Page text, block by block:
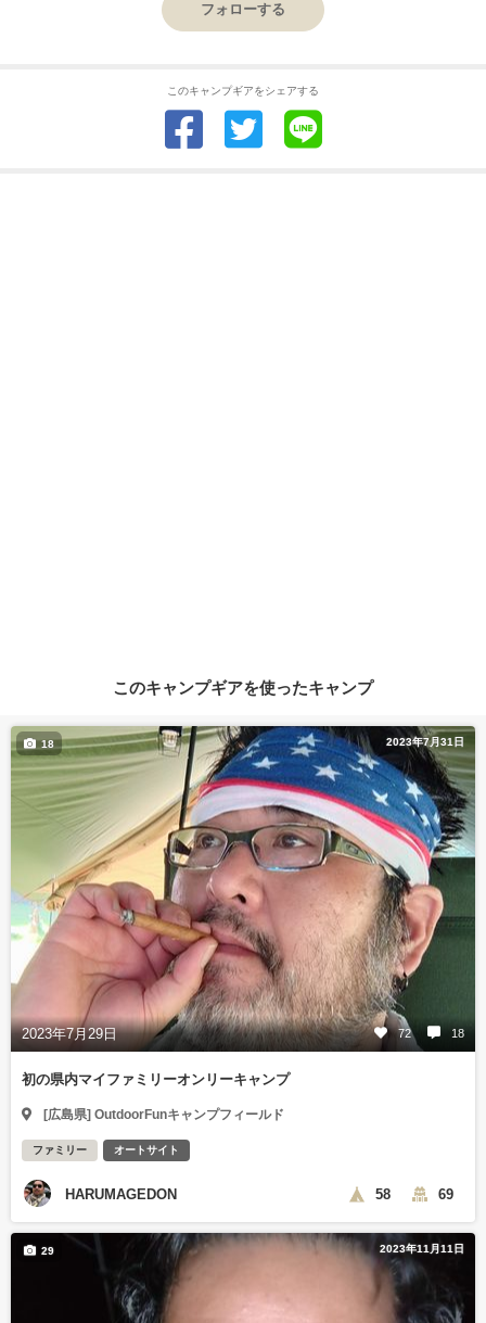
フォローする
このキャンプギアをシェアする
このキャンプギアを使ったキャンプ
2023年7月31日
2023年7月29日 72 18
18
初の県内マイファミリーオンリーキャンプ
[広島県] OutdoorFunキャンプフィールド
ファミリー オートサイト
HARUMAGEDON 58 69
2023年11月11日
29